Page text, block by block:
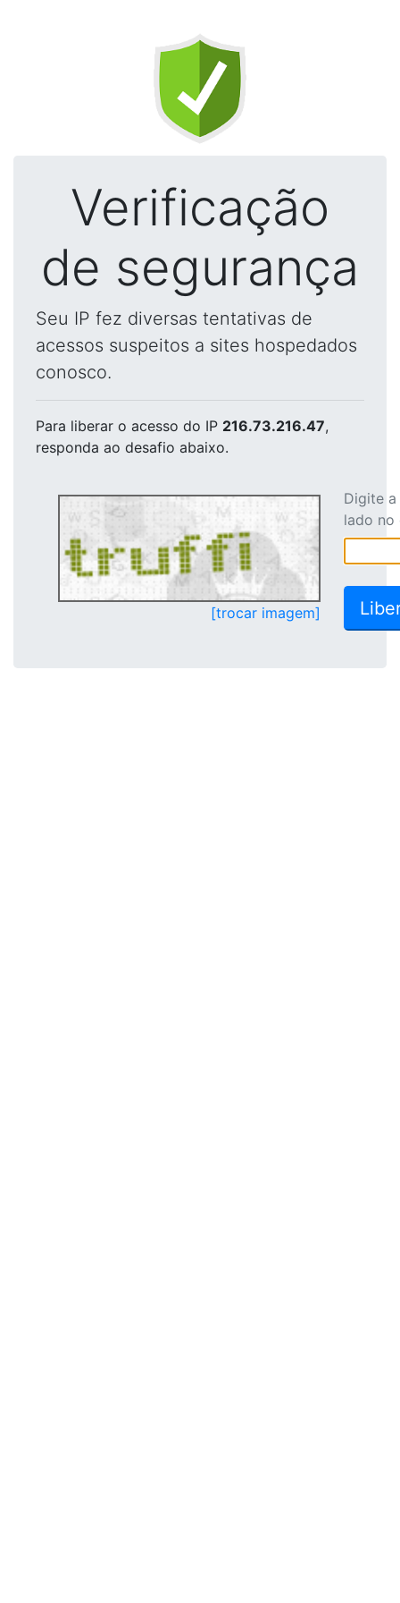
Verificação
de segurança
Seu IP fez diversas tentativas de
acessos suspeitos a sites hospedados
conosco.
Para liberar o acesso do IP 216.73.216.47,
responda ao desafio abaixo.
[trocar imagem]
Digite
lado no